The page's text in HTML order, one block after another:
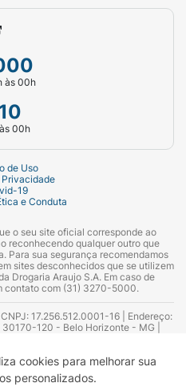
cookies para melhorar sua
personalizados.
às 00h
00h
de Uso
Privacidade
19
e Conduta
o seu site oficial corresponde ao
reconhecendo qualquer outro que
Para sua segurança recomendamos
sites desconhecidos que se utilizem
Drogaria Araujo S.A. Em caso de
contato com (31) 3270-5000.
17.256.512.0001-16 | Endereço:
120 - Belo Horizonte - MG |
Silva Alvarenga – CRF 52.584 -
Pinheiro - CRF Nº 13.748. Alvará
Funcionamento da Empresa (AFE):